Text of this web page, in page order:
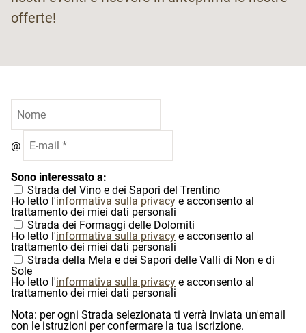
offerte!
@
Sono interessato a:
Strada del Vino e dei Sapori del Trentino
Ho letto l'informativa sulla privacy e acconsento al
trattamento dei miei dati personali
Strada dei Formaggi delle Dolomiti
Ho letto l'informativa sulla privacy e acconsento al
trattamento dei miei dati personali
Strada della Mela e dei Sapori delle Valli di Non e di
Sole
Ho letto l'informativa sulla privacy e acconsento al
trattamento dei miei dati personali
Nota: per ogni Strada selezionata ti verrà inviata un'email
con le istruzioni per confermare la tua iscrizione.